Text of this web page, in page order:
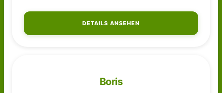
DETAILS ANSEHEN
Boris